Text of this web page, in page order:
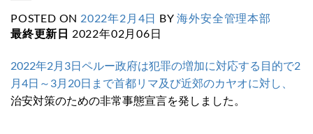
POSTED ON 2022年2月4日 BY海外安全管理本部
最終更新日 2022年02月06日
2022年2月3日ペルー政府は犯罪の増加に対応する目的で2
月4日～3月20日まで首都リマ及び近郊のカヤオに対し、
治安対策のための非常事態宣言を発しました。